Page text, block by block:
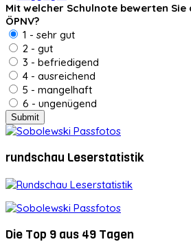
Mit welcher Schulnote bewerten
ÖPNV?
1 - sehr gut
2 - gut
3 - befriedigend
4 - ausreichend
5 - mangelhaft
6 - ungenügend
rundschau Leserstatistik
Die Top 9 aus 49 Tagen